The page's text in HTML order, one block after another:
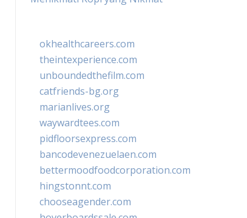
okhealthcareers.com
theintexperience.com
unboundedthefilm.com
catfriends-bg.org
marianlives.org
waywardtees.com
pidfloorsexpress.com
bancodevenezuelaen.com
bettermoodfoodcorporation.com
hingstonnt.com
chooseagender.com